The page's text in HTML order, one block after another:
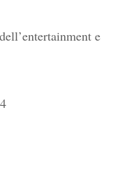
e